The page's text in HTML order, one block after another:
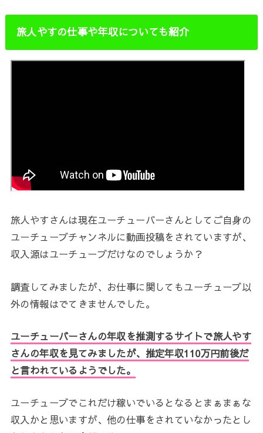
旅人やすの仕事や年収についても紹介
旅人やすさんは現在ユーチューバーさんとしてご自身の
ユーチューブチャンネルに動画投稿をされていますが、
収入源はユーチューブだけなのでしょうか？
調査してみましたが、お仕事に関してもユーチューブ以
外の情報はでてきませんでした。
ユーチューバーさんの年収を推測するサイトで旅人やす
さんの年収を見てみましたが、推定年収110万円前後だ
と言われているようでした。
ユーチューブでこれだけ稼いでいるとなるとまぁまぁな
収入かと思いますが、他の仕事をされていなかったとし